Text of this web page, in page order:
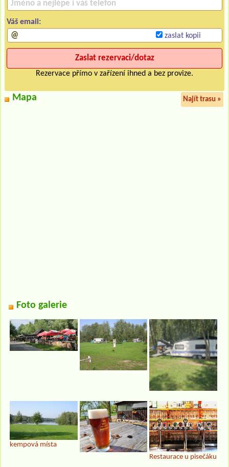
Váš email:
zaslat kopii
Rezervace přímo v zařízení ihned a bez provize.
Mapa Najít trasu »
Foto galerie
kempová místa
Restaurace u pisečáku